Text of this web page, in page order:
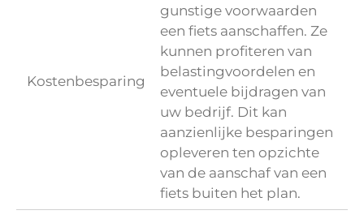
Kostenbesparing
gunstige voorwaarden
een fiets aanschaffen. Ze
kunnen profiteren van
belastingvoordelen en
eventuele bijdragen van
uw bedrijf. Dit kan
aanzienlijke besparingen
opleveren ten opzichte
van de aanschaf van een
fiets buiten het plan.